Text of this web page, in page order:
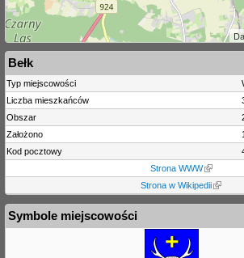
Bełk
Typ miejscowości
Liczba mieszkańców
Obszar
Założono
Kod pocztowy
Strona WWW
Strona w Wikipedii
Symbole miejscowości